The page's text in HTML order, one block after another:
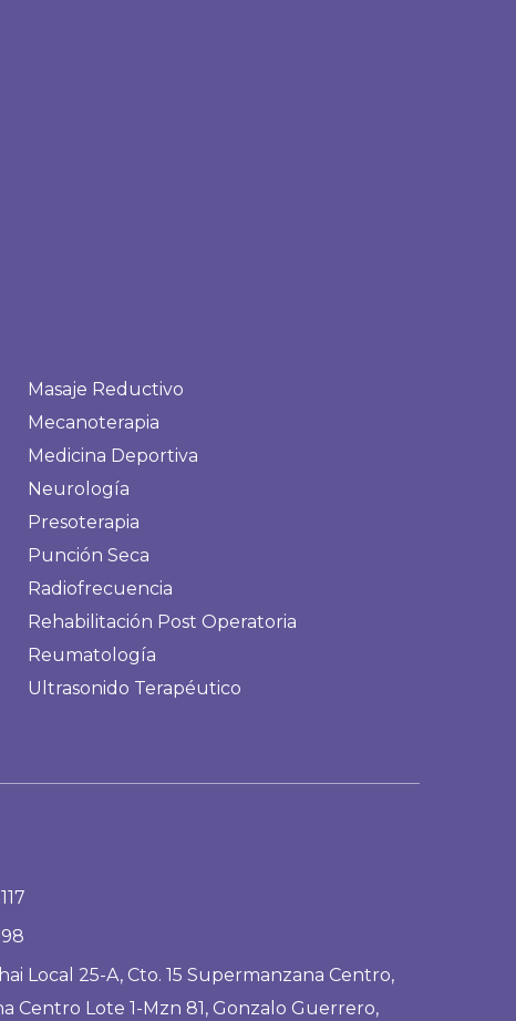
Masaje Reductivo
Mecanoterapia
Medicina Deportiva
Neurología
Presoterapia
Punción Seca
Radiofrecuencia
Rehabilitación Post Operatoria
Reumatología
Ultrasonido Terapéutico
Local 25-A, Cto. 15 Supermanzana Centro,
Centro Lote 1-Mzn 81, Gonzalo Guerrero,